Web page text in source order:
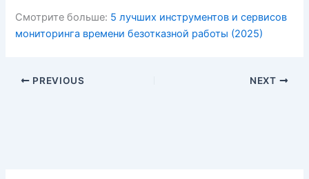
Смотрите больше: 5 лучших инструментов и сервисов
мониторинга времени безотказной работы (2025)
PREVIOUS NEXT